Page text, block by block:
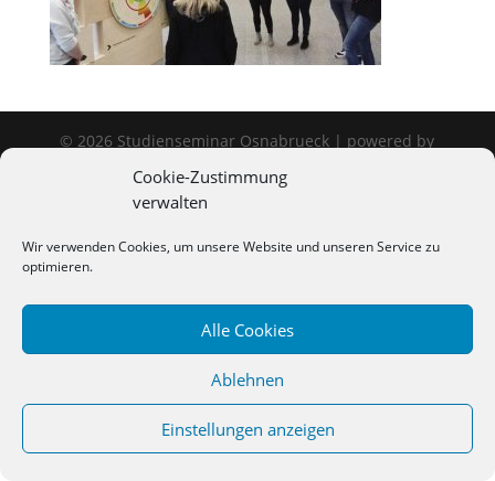
Cookie-Zustimmung
verwalten
Wir verwenden Cookies, um unsere Website und unseren Service zu
optimieren.
Alle Cookies
Ablehnen
Einstellungen anzeigen
© 2026 Studienseminar Osnabrueck | powered by
wordpress